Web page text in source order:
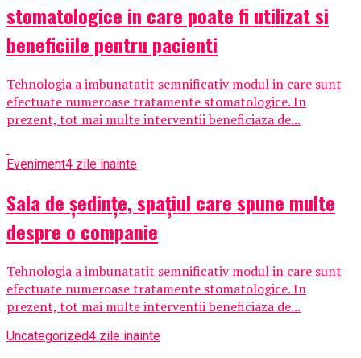
stomatologice in care poate fi utilizat si
beneficiile pentru pacienti
Tehnologia a imbunatatit semnificativ modul in care sunt
efectuate numeroase tratamente stomatologice. In
prezent, tot mai multe interventii beneficiaza de...
Eveniment4 zile inainte
Sala de ședințe, spațiul care spune multe
despre o companie
Tehnologia a imbunatatit semnificativ modul in care sunt
efectuate numeroase tratamente stomatologice. In
prezent, tot mai multe interventii beneficiaza de...
Uncategorized4 zile inainte